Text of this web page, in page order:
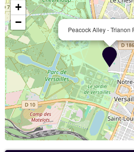
Peacock Alley - Trianon
+
−